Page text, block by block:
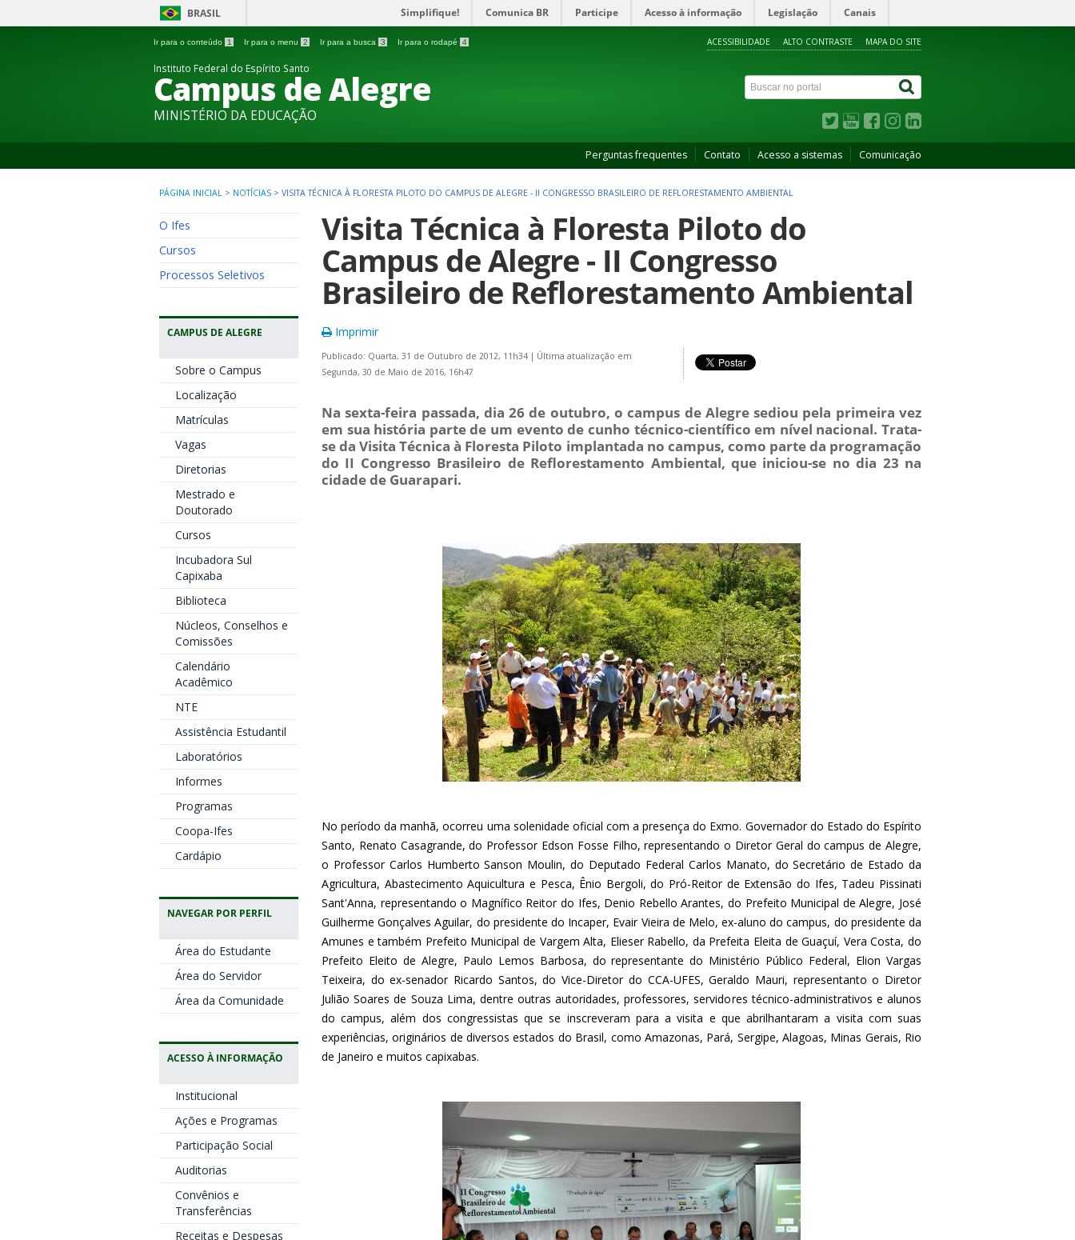
BRASIL Simplifique! Comunica BR Participe Acesso à informação Legislação Canais
Ir para o conteúdo 1 Ir para o menu 2 Ir para a busca 3 Ir para o rodapé 4 ACESSIBILIDADE ALTO CONTRASTE MAPA DO SITE
Instituto Federal do Espírito Santo
Campus de Alegre
MINISTÉRIO DA EDUCAÇÃO
Perguntas frequentes Contato Acesso a sistemas Comunicação
PÁGINA INICIAL > NOTÍCIAS > VISITA TÉCNICA À FLORESTA PILOTO DO CAMPUS DE ALEGRE - II CONGRESSO BRASILEIRO DE REFLORESTAMENTO AMBIENTAL
O Ifes
Cursos
Processos Seletivos
CAMPUS DE ALEGRE
Sobre o Campus
Localização
Matrículas
Vagas
Diretorias
Mestrado e
Doutorado
Cursos
Incubadora Sul
Capixaba
Biblioteca
Núcleos, Conselhos e
Comissões
Calendário
Acadêmico
NTE
Assistência Estudantil
Laboratórios
Informes
Programas
Coopa-Ifes
Cardápio
NAVEGAR POR PERFIL
Área do Estudante
Área do Servidor
Área da Comunidade
ACESSO À INFORMAÇÃO
Institucional
Ações e Programas
Participação Social
Auditorias
Convênios e
Transferências
Receitas e Despesas
Visita Técnica à Floresta Piloto do
Campus de Alegre - II Congresso
Brasileiro de Reflorestamento Ambiental
Imprimir
Publicado: Quarta, 31 de Outubro de 2012, 11h34 | Última atualização em
Segunda, 30 de Maio de 2016, 16h47
Na sexta-feira passada, dia 26 de outubro, o campus de Alegre sediou pela primeira vez
em sua história parte de um evento de cunho técnico-científico em nível nacional. Trata-
se da Visita Técnica à Floresta Piloto implantada no campus, como parte da programação
do II Congresso Brasileiro de Reflorestamento Ambiental, que iniciou-se no dia 23 na
cidade de Guarapari.
No período da manhã, ocorreu uma solenidade oficial com a presença do Exmo. Governador do Estado do Espírito
Santo, Renato Casagrande, do Professor Edson Fosse Filho, representando o Diretor Geral do campus de Alegre,
o Professor Carlos Humberto Sanson Moulin, do Deputado Federal Carlos Manato, do Secretário de Estado da
Agricultura, Abastecimento Aquicultura e Pesca, Ênio Bergoli, do Pró-Reitor de Extensão do Ifes, Tadeu Pissinati
Sant'Anna, representando o Magnífico Reitor do Ifes, Denio Rebello Arantes, do Prefeito Municipal de Alegre, José
Guilherme Gonçalves Aguilar, do presidente do Incaper, Evair Vieira de Melo, ex-aluno do campus, do presidente da
Amunes e também Prefeito Municipal de Vargem Alta, Elieser Rabello, da Prefeita Eleita de Guaçuí, Vera Costa, do
Prefeito Eleito de Alegre, Paulo Lemos Barbosa, do representante do Ministério Público Federal, Elion Vargas
Teixeira, do ex-senador Ricardo Santos, do Vice-Diretor do CCA-UFES, Geraldo Mauri, representanto o Diretor
Julião Soares de Souza Lima, dentre outras autoridades, professores, servidores técnico-administrativos e alunos
do campus, além dos congressistas que se inscreveram para a visita e que abrilhantaram a visita com suas
experiências, originários de diversos estados do Brasil, como Amazonas, Pará, Sergipe, Alagoas, Minas Gerais, Rio
de Janeiro e muitos capixabas.